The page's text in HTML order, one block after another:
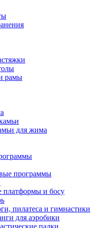
рамы
для жима
программы
платформы и босу
пилатеса и гимнастики
для аэробики
палки